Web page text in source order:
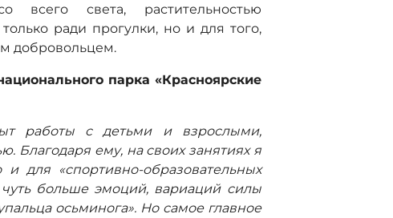
всего света, растительностью
ради прогулки, но и для того,
добровольцем.
парка «Красноярские
работы с детьми и взрослыми,
ему, на своих занятиях я
для «спортивно-образовательных
больше эмоций, вариаций силы
осьминога». Но самое главное